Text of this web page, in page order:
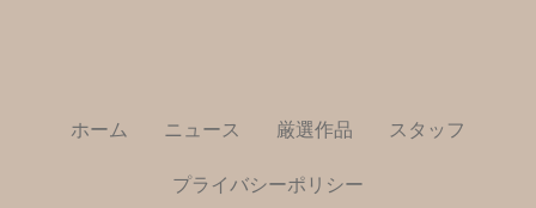
ホーム ニュース 厳選作品 スタッフ
プライバシーポリシー